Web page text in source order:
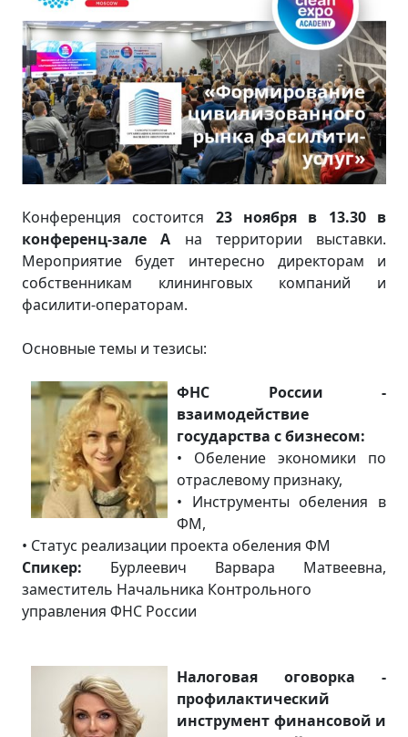
Конференция состоится 23 ноября в 13.30 в
конференц-зале А на территории выставки.
Мероприятие будет интересно директорам и
собственникам клининговых компаний и
фасилити-операторам.
Основные темы и тезисы:
ФНС России -
взаимодействие
государства с бизнесом:
• Обеление экономики по
отраслевому признаку,
• Инструменты обеления в
ФМ,
• Статус реализации проекта обеления ФМ
Спикер: Бурлеевич Варвара Матвеевна,
заместитель Начальника Контрольного
управления ФНС России
Налоговая оговорка -
профилактический
инструмент финансовой и